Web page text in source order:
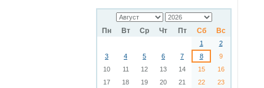
Пн Вт Ср Чт Пт Сб Вс
1
2
3
4 5 6 7 8
9
10
11 12 13 14 15
16
17
18 19 20 21 22
23